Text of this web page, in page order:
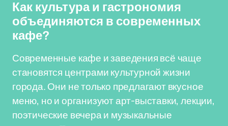
Как культура и гастрономия
объединяются в современных
кафе?
Современные кафе и заведения всё чаще
становятся центрами культурной жизни
города. Они не только предлагают вкусное
меню, но и организуют арт-выставки, лекции,
поэтические вечера и музыкальные